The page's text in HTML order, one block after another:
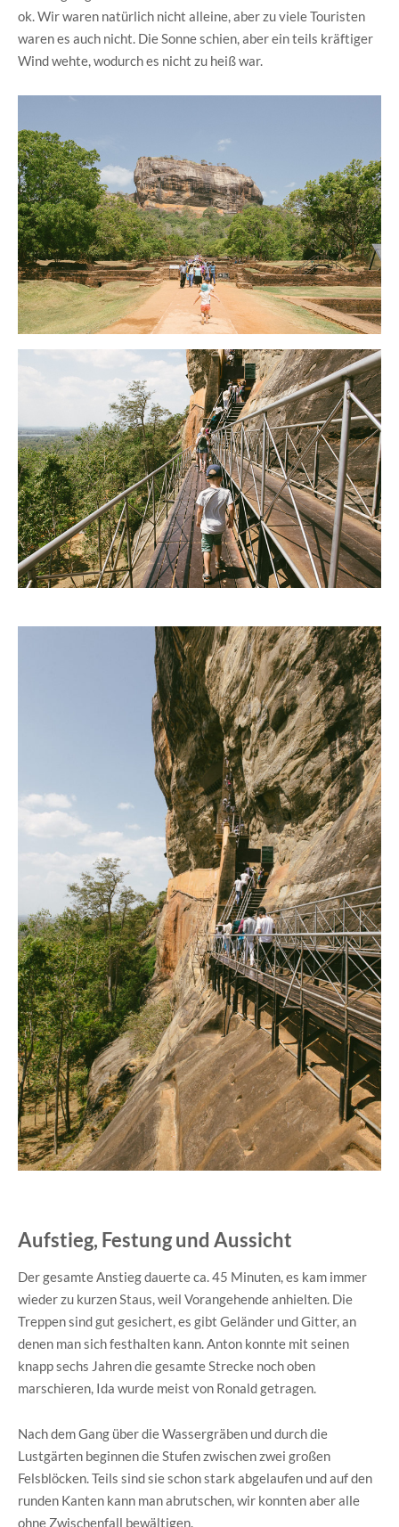
ok. Wir waren natürlich nicht alleine, aber zu viele Touristen
waren es auch nicht. Die Sonne schien, aber ein teils kräftiger
Wind wehte, wodurch es nicht zu heiß war.
Aufstieg, Festung und Aussicht
Der gesamte Anstieg dauerte ca. 45 Minuten, es kam immer
wieder zu kurzen Staus, weil Vorangehende anhielten. Die
Treppen sind gut gesichert, es gibt Geländer und Gitter, an
denen man sich festhalten kann. Anton konnte mit seinen
knapp sechs Jahren die gesamte Strecke noch oben
marschieren, Ida wurde meist von Ronald getragen.
Nach dem Gang über die Wassergräben und durch die
Lustgärten beginnen die Stufen zwischen zwei großen
Felsblöcken. Teils sind sie schon stark abgelaufen und auf den
runden Kanten kann man abrutschen, wir konnten aber alle
ohne Zwischenfall bewältigen.